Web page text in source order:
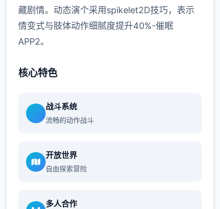
藏剧情。动态演个采用spikelet2D技巧，表示
情变式与肢体动作细腻度提升40%-催眠
APP2。
核心特色
战斗系统
流畅的动作战斗
开放世界
自由探索冒险
多人合作